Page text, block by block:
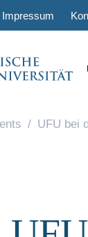
Impressum
UFU bei